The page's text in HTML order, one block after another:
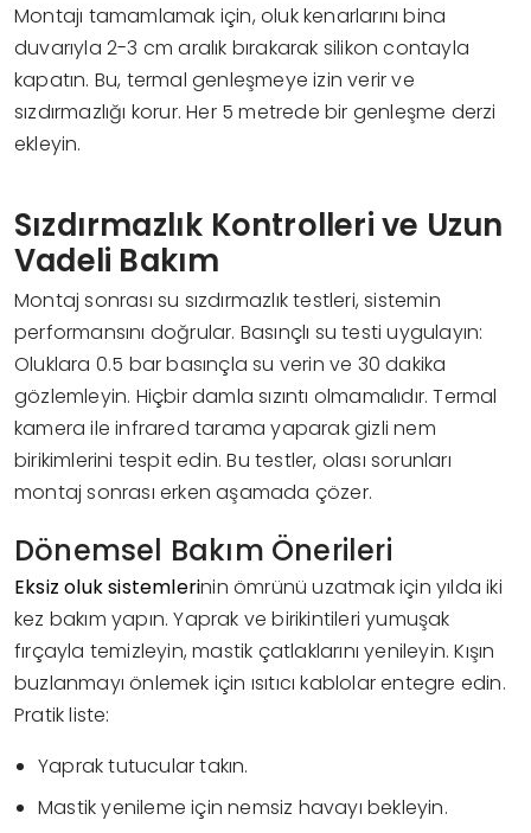
Montajı tamamlamak için, oluk kenarlarını bina
duvarıyla 2-3 cm aralık bırakarak silikon contayla
kapatın. Bu, termal genleşmeye izin verir ve
sızdırmazlığı korur. Her 5 metrede bir genleşme derzi
ekleyin.
Sızdırmazlık Kontrolleri ve Uzun
Vadeli Bakım
Montaj sonrası su sızdırmazlık testleri, sistemin
performansını doğrular. Basınçlı su testi uygulayın:
Oluklara 0.5 bar basınçla su verin ve 30 dakika
gözlemleyin. Hiçbir damla sızıntı olmamalıdır. Termal
kamera ile infrared tarama yaparak gizli nem
birikimlerini tespit edin. Bu testler, olası sorunları
montaj sonrası erken aşamada çözer.
Dönemsel Bakım Önerileri
Eksiz oluk sistemlerinin ömrünü uzatmak için yılda iki
kez bakım yapın. Yaprak ve birikintileri yumuşak
fırçayla temizleyin, mastik çatlaklarını yenileyin. Kışın
buzlanmayı önlemek için ısıtıcı kablolar entegre edin.
Pratik liste:
Yaprak tutucular takın.
Mastik yenileme için nemsiz havayı bekleyin.